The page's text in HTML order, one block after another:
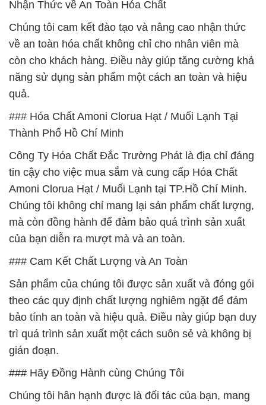
Nhận Thức về An Toàn Hóa Chất
Chúng tôi cam kết đào tạo và nâng cao nhận thức
về an toàn hóa chất không chỉ cho nhân viên mà
còn cho khách hàng. Điều này giúp tăng cường khả
năng sử dụng sản phẩm một cách an toàn và hiệu
quả.
### Hóa Chất Amoni Clorua Hạt / Muối Lạnh Tại
Thành Phố Hồ Chí Minh
Công Ty Hóa Chất Đắc Trường Phát là địa chỉ đáng
tin cậy cho việc mua sắm và cung cấp Hóa Chất
Amoni Clorua Hạt / Muối Lạnh tại TP.Hồ Chí Minh.
Chúng tôi không chỉ mang lại sản phẩm chất lượng,
mà còn đồng hành để đảm bảo quá trình sản xuất
của bạn diễn ra mượt mà và an toàn.
### Cam Kết Chất Lượng và An Toàn
Sản phẩm của chúng tôi được sản xuất và đóng gói
theo các quy định chất lượng nghiêm ngặt để đảm
bảo tính an toàn và hiệu quả. Điều này giúp bạn duy
trì quá trình sản xuất một cách suôn sẻ và không bị
gián đoạn.
### Hãy Đồng Hành cùng Chúng Tôi
Chúng tôi hân hạnh được là đối tác của bạn, mang